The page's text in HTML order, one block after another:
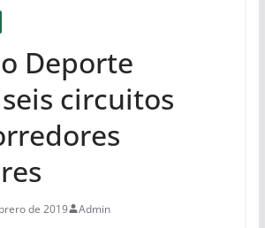
Deporte
circuitos
de 2019 Admin